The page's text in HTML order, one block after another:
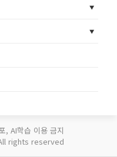
, AI학습 이용 금지
rights reserved